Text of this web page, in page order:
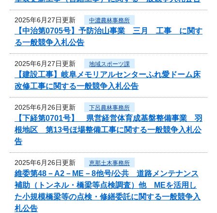
2025年6月27日更新 中濃農林事務所
【中治第0705号】予防治山事業 三月 工事 に関す
る一般競争入札公告
2025年6月27日更新 地域スポーツ課
【建設工事】岐阜メモリアルセンターふれ愛ドーム床
改修工事に関する一般競争入札公告
2025年6月26日更新 下呂農林事務所
【下経第0701号】 県営経営体育成基盤整備事業 羽
根地区 第13号ほ場整備工事に関する一般競争入札公
告
2025年6月26日更新 恵那土木事務所
維委第48－A2－ME－8他号/公共 道路メンテナンス
補助（トンネル・橋梁等点検調査）他 MEを活用し
た小規模橋梁等の点検・修繕委託に関する一般競争入
札公告